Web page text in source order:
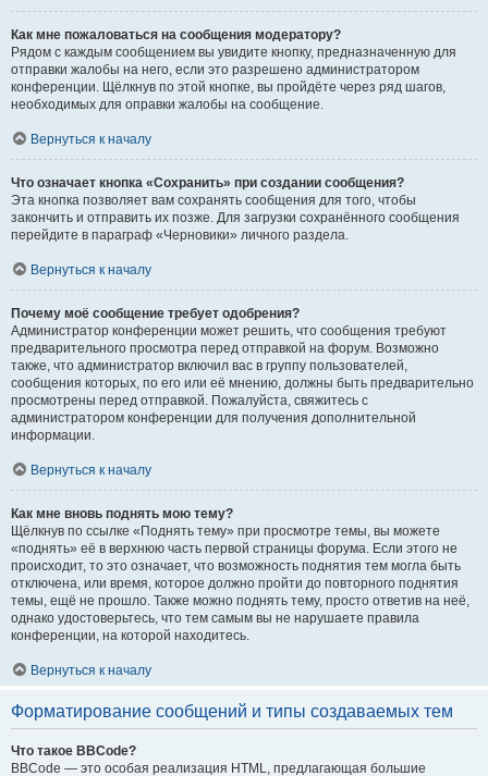
Как мне пожаловаться на сообщения модератору?
Рядом с каждым сообщением вы увидите кнопку, предназначенную для
отправки жалобы на него, если это разрешено администратором
конференции. Щёлкнув по этой кнопке, вы пройдёте через ряд шагов,
необходимых для оправки жалобы на сообщение.
Вернуться к началу
Что означает кнопка «Сохранить» при создании сообщения?
Эта кнопка позволяет вам сохранять сообщения для того, чтобы
закончить и отправить их позже. Для загрузки сохранённого сообщения
перейдите в параграф «Черновики» личного раздела.
Вернуться к началу
Почему моё сообщение требует одобрения?
Администратор конференции может решить, что сообщения требуют
предварительного просмотра перед отправкой на форум. Возможно
также, что администратор включил вас в группу пользователей,
сообщения которых, по его или её мнению, должны быть предварительно
просмотрены перед отправкой. Пожалуйста, свяжитесь с
администратором конференции для получения дополнительной
информации.
Вернуться к началу
Как мне вновь поднять мою тему?
Щёлкнув по ссылке «Поднять тему» при просмотре темы, вы можете
«поднять» её в верхнюю часть первой страницы форума. Если этого не
происходит, то это означает, что возможность поднятия тем могла быть
отключена, или время, которое должно пройти до повторного поднятия
темы, ещё не прошло. Также можно поднять тему, просто ответив на неё,
однако удостоверьтесь, что тем самым вы не нарушаете правила
конференции, на которой находитесь.
Вернуться к началу
Форматирование сообщений и типы создаваемых тем
Что такое BBCode?
BBCode — это особая реализация HTML, предлагающая большие